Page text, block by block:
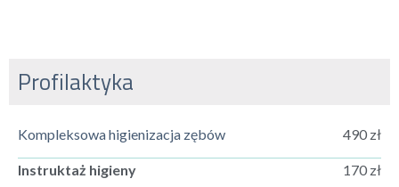
Profilaktyka
Kompleksowa higienizacja zębów 490 zł
Instruktaż higieny 170 zł